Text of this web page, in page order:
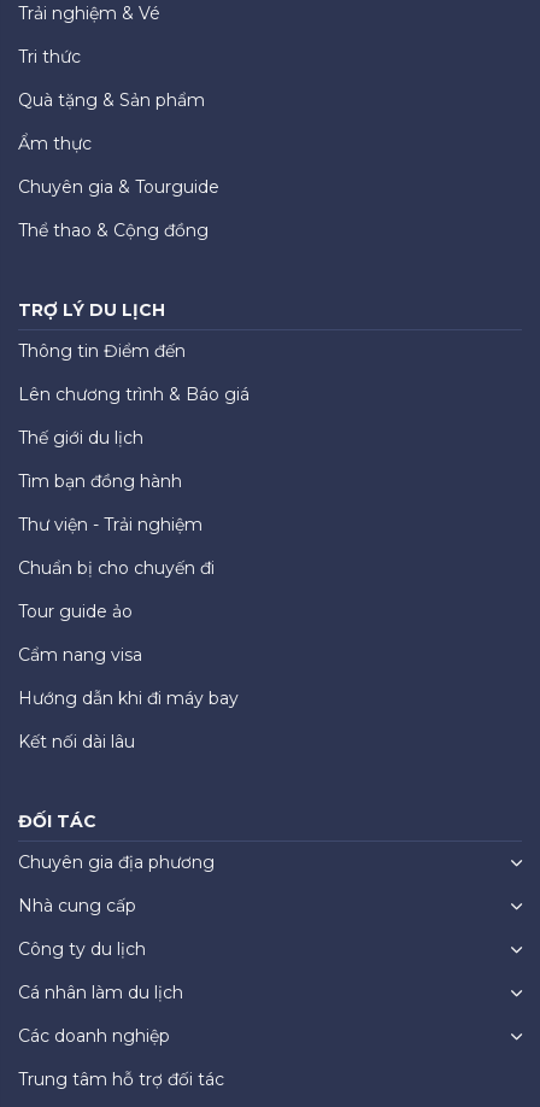
Trải nghiệm & Vé
Tri thức
Quà tặng & Sản phẩm
Ẩm thực
Chuyên gia & Tourguide
Thể thao & Cộng đồng
TRỢ LÝ DU LỊCH
Thông tin Điểm đến
Lên chương trình & Báo giá
Thế giới du lịch
Tìm bạn đồng hành
Thư viện - Trải nghiệm
Chuẩn bị cho chuyến đi
Tour guide ảo
Cẩm nang visa
Hướng dẫn khi đi máy bay
Kết nối dài lâu
ĐỐI TÁC
Chuyên gia địa phương
Nhà cung cấp
Công ty du lịch
Cá nhân làm du lịch
Các doanh nghiệp
Trung tâm hỗ trợ đối tác